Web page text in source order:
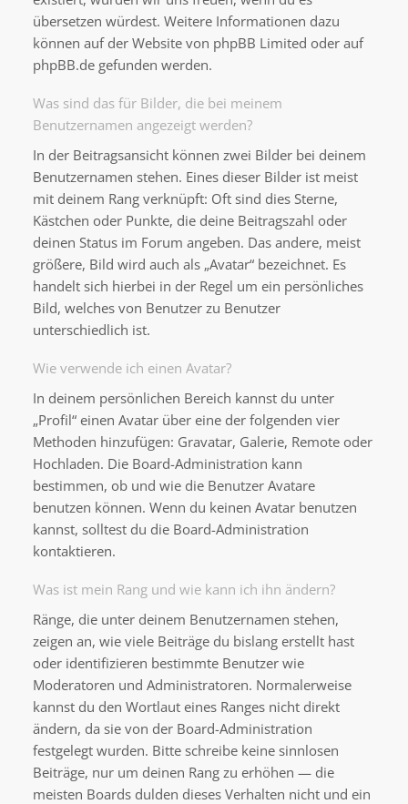
übersetzen würdest. Weitere Informationen dazu
können auf der Website von phpBB Limited oder auf
phpBB.de gefunden werden.
Was sind das für Bilder, die bei meinem
Benutzernamen angezeigt werden?
In der Beitragsansicht können zwei Bilder bei deinem
Benutzernamen stehen. Eines dieser Bilder ist meist
mit deinem Rang verknüpft: Oft sind dies Sterne,
Kästchen oder Punkte, die deine Beitragszahl oder
deinen Status im Forum angeben. Das andere, meist
größere, Bild wird auch als „Avatar“ bezeichnet. Es
handelt sich hierbei in der Regel um ein persönliches
Bild, welches von Benutzer zu Benutzer
unterschiedlich ist.
Wie verwende ich einen Avatar?
In deinem persönlichen Bereich kannst du unter
„Profil“ einen Avatar über eine der folgenden vier
Methoden hinzufügen: Gravatar, Galerie, Remote oder
Hochladen. Die Board-Administration kann
bestimmen, ob und wie die Benutzer Avatare
benutzen können. Wenn du keinen Avatar benutzen
kannst, solltest du die Board-Administration
kontaktieren.
Was ist mein Rang und wie kann ich ihn ändern?
Ränge, die unter deinem Benutzernamen stehen,
zeigen an, wie viele Beiträge du bislang erstellt hast
oder identifizieren bestimmte Benutzer wie
Moderatoren und Administratoren. Normalerweise
kannst du den Wortlaut eines Ranges nicht direkt
ändern, da sie von der Board-Administration
festgelegt wurden. Bitte schreibe keine sinnlosen
Beiträge, nur um deinen Rang zu erhöhen — die
meisten Boards dulden dieses Verhalten nicht und ein